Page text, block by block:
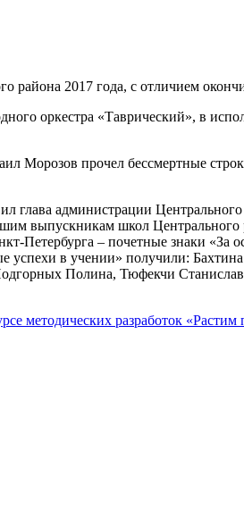
района 2017 года, с отличием
оркестра «Таврический», в
Морозов прочел бессмертные
администрации
выпускникам школ
Петербурга – почетные знаки «За
в учении» получили:
Полина, Тюфекчи
методических разработок